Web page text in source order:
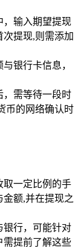
，输入期望提现
提现,则需添加
银行卡信息，
，需等待一段时
币的网络确认时
取一定比例的手
额,并在提现之
银行，可能针对
需提前了解这些